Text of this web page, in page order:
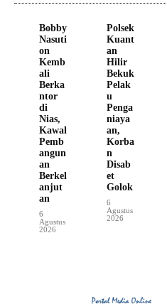
Bobby
Nasuti
on
Kemb
ali
Berka
ntor
di
Nias,
Kawal
Pemb
angun
an
Berkel
anjut
an
6
Agustus
2026
Polsek
Kuant
an
Hilir
Bekuk
Pelak
u
Penga
niaya
an,
Korba
n
Disab
et
Golok
6
Agustus
2026